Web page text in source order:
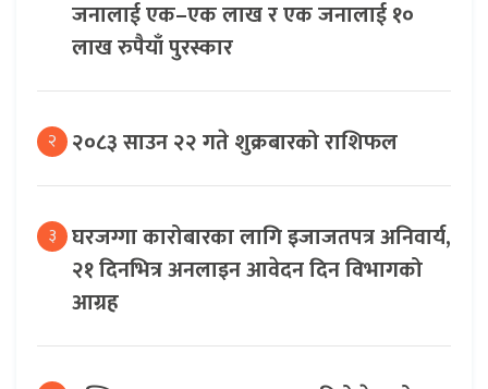
जनालाई एक–एक लाख र एक जनालाई १०
लाख रुपैयाँ पुरस्कार
२ २०८३ साउन २२ गते शुक्रबारको राशिफल
३ घरजग्गा कारोबारका लागि इजाजतपत्र अनिवार्य,
२१ दिनभित्र अनलाइन आवेदन दिन विभागको
आग्रह